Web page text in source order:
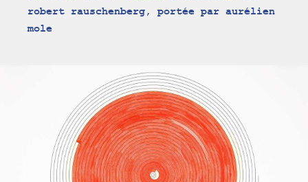
robert rauschenberg, portée par aurélien
mole